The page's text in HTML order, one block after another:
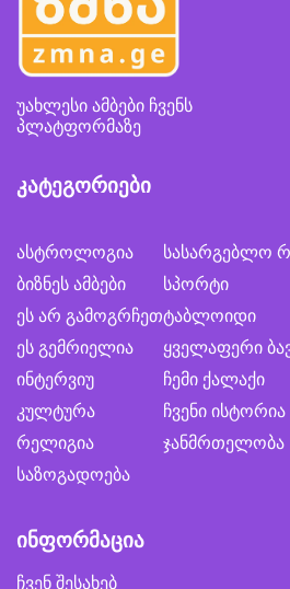
უახლესი ამბები ჩვენს
პლატფორმაზე
კატეგორიები
ასტროლოგია
ბიზნეს ამბები
ეს არ გამოგრჩეთ
ეს გემრიელია
ინტერვიუ
კულტურა
რელიგია
საზოგადოება
სასარგებლო
სპორტი
ტაბლოიდი
ყველაფერი
ჩემი ქალაქი
ჩვენი ისტორია
ჯანმრთელობა
ინფორმაცია
ჩვენ შესახებ